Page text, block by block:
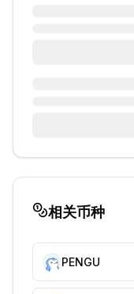
相关币种
PENGU